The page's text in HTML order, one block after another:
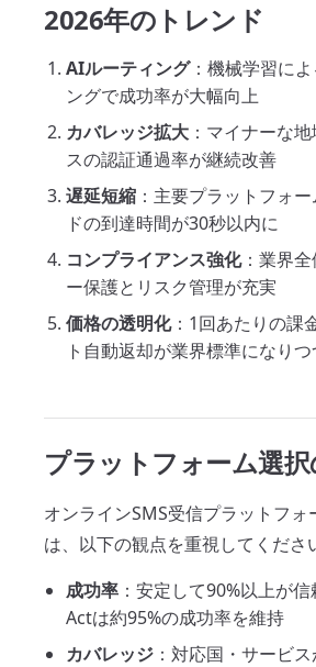
2026年のトレンド
AIルーティング：機械学習に
ングで成功率が大幅向上
カバレッジ拡大 ：マイナーな
スの認証通過率が継続改善
遅延短縮 ：主要プラットフォ
ドの到達時間が30秒以内に
コンプライアンス強化：業界
ー保護とリスク管理が充実
価格の透明化：1回あたりの課
ト自動返却が業界標準になりつ
プラットフォーム選
オンラインSMS受信プラットフォ
は、以下の観点を重視してくださ
成功率 ：安定して90%以上が
Actは約95%の成功率を維持
カバレッジ ：対応国・サービ